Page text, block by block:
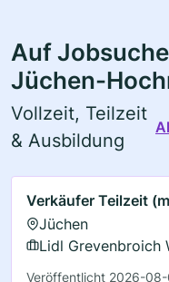
Auf
Jüchen-
Vollzeit, Teilzeit
& Ausbildung
Verkäufer Teilzeit
Jüchen
Lidl Grevenbroich
Veröffentlicht 2026-